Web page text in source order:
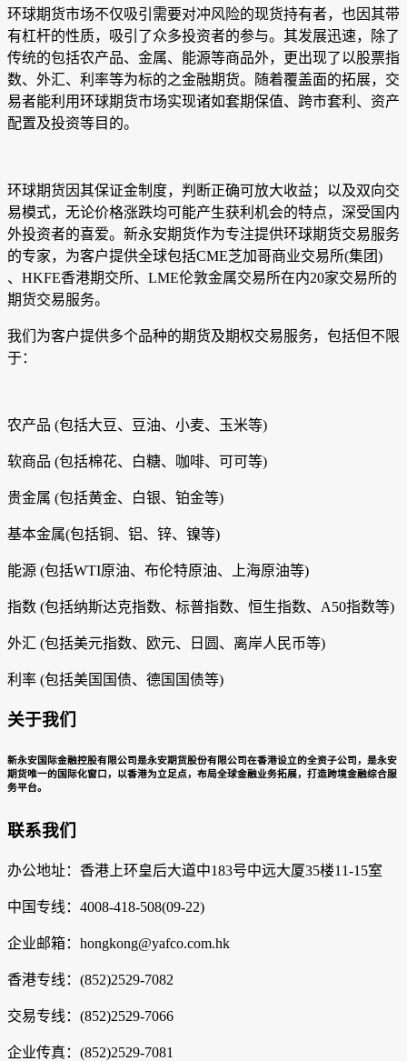
环球期货市场不仅吸引需要对冲风险的现货持有者，也因其带
有杠杆的性质，吸引了众多投资者的参与。其发展迅速，除了
传统的包括农产品、金属、能源等商品外，更出现了以股票指
数、外汇、利率等为标的之金融期货。随着覆盖面的拓展，交
易者能利用环球期货市场实现诸如套期保值、跨市套利、资产
配置及投资等目的。
环球期货因其保证金制度，判断正确可放大收益；以及双向交
易模式，无论价格涨跌均可能产生获利机会的特点，深受国内
外投资者的喜爱。新永安期货作为专注提供环球期货交易服务
的专家，为客户提供全球包括CME芝加哥商业交易所(集团)
、HKFE香港期交所、LME伦敦金属交易所在内20家交易所的
期货交易服务。
我们为客户提供多个品种的期货及期权交易服务，包括但不限
于：
农产品 (包括大豆、豆油、小麦、玉米等)
软商品 (包括棉花、白糖、咖啡、可可等)
贵金属 (包括黄金、白银、铂金等)
基本金属(包括铜、铝、锌、镍等)
能源 (包括WTI原油、布伦特原油、上海原油等)
指数 (包括纳斯达克指数、标普指数、恒生指数、A50指数等)
外汇 (包括美元指数、欧元、日圆、离岸人民币等)
利率 (包括美国国债、德国国债等)
关于我们
新永安国际金融控股有限公司是永安期货股份有限公司在香港设立的全资子公司，是永安
期货唯一的国际化窗口，以香港为立足点，布局全球金融业务拓展，打造跨境金融综合服
务平台。
联系我们
办公地址：香港上环皇后大道中183号中远大厦35楼11-15室
中国专线：4008-418-508(09-22)
企业邮箱：hongkong@yafco.com.hk
香港专线：(852)2529-7082
交易专线：(852)2529-7066
企业传真：(852)2529-7081